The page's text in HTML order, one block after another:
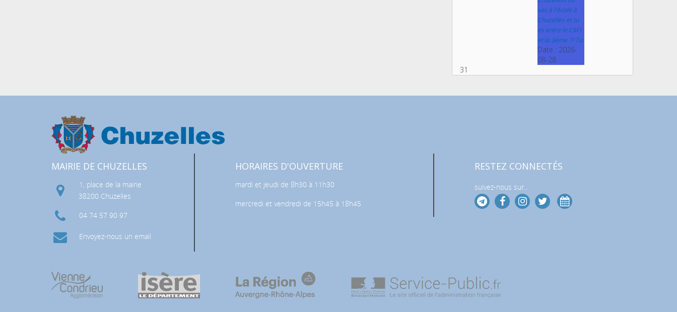
RISQUES MAJEURS (DICRIM)
vas à l'école à
Chuzelles et tu
es entre le CM1
et la 3ème ?? Tu
Date : 2026-
08-28
31
MAIRIE DE CHUZELLES
1, place de la mairie
38200 Chuzelles
04 74 57 90 97
Envoyez-nous un email
HORAIRES D'OUVERTURE
mardi et jeudi de 8h30 à 11h30
mercredi et vendredi de 15h45 à 18h45
RESTEZ CONNECTÉS
suivez-nous sur...